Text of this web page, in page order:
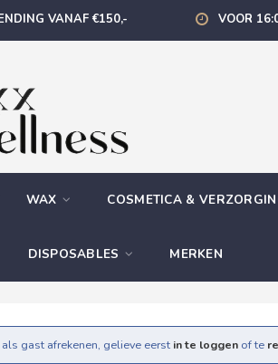
VANAF €150,- VOOR
WAX COSMETICA &
DISPOSABLES MERKEN
gast afrekenen, gelieve eerst in te loggen of te